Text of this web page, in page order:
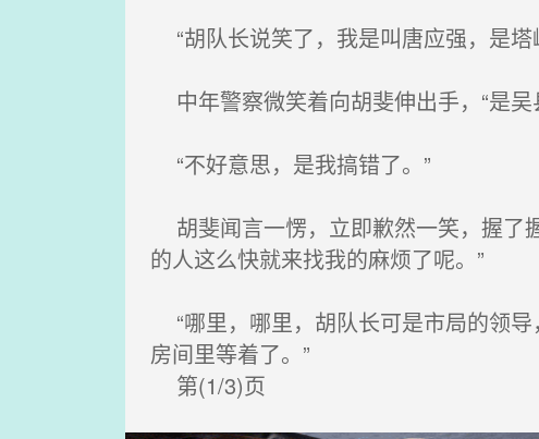
“胡队长说笑了，我是叫唐应强，是塔
中年警察微笑着向胡斐伸出手，“是
“不好意思，是我搞错了。”
胡斐闻言一愣，立即歉然一笑，握了
的人这么快就来找我的麻烦了呢。”
“哪里，哪里，胡队长可是市局的领
房间里等着了。”
第(1/3)页